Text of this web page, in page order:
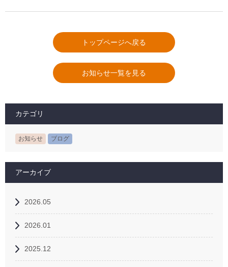
トップページへ戻る
お知らせ一覧を見る
カテゴリ
お知らせ ブログ
アーカイブ
2026.05
2026.01
2025.12